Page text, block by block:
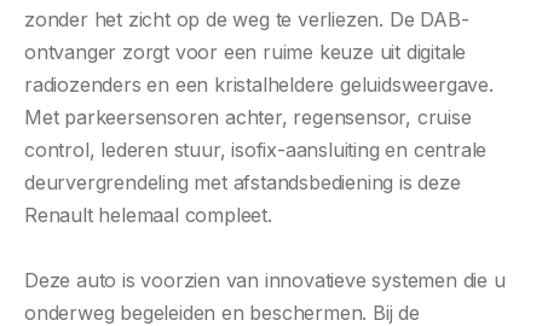
zonder het zicht op de weg te verliezen. De DAB-
ontvanger zorgt voor een ruime keuze uit digitale
radiozenders en een kristalheldere geluidsweergave.
Met parkeersensoren achter, regensensor, cruise
control, lederen stuur, isofix-aansluiting en centrale
deurvergrendeling met afstandsbediening is deze
Renault helemaal compleet.
Deze auto is voorzien van innovatieve systemen die u
onderweg begeleiden en beschermen. Bij de